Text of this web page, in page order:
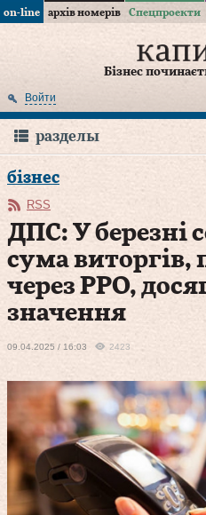
on-line архів номерів Спецпроекти
Бізнес
Войти
разделы
бізнес
RSS
ДПС: У березні
сума виторгів,
через РРО,
значення
09.04.2025 / 16:03 2423